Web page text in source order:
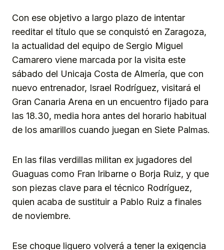
Con ese objetivo a largo plazo de intentar
reeditar el título que se conquistó en Zaragoza,
la actualidad del equipo de Sergio Miguel
Camarero viene marcada por la visita este
sábado del Unicaja Costa de Almería, que con
nuevo entrenador, Israel Rodríguez, visitará el
Gran Canaria Arena en un encuentro fijado para
las 18.30, media hora antes del horario habitual
de los amarillos cuando juegan en Siete Palmas.
En las filas verdillas militan ex jugadores del
Guaguas como Fran Iribarne o Borja Ruiz, y que
son piezas clave para el técnico Rodríguez,
quien acaba de sustituir a Pablo Ruiz a finales
de noviembre.
Ese choque liguero volverá a tener la exigencia